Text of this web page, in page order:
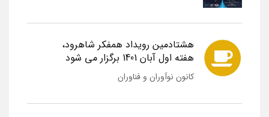
هشتادمین رویداد همفکر شاهرود،
هفته اول آبان 1401 برگزار می شود
کانون نوآوران و فناوران